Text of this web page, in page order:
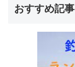
おすすめ記事